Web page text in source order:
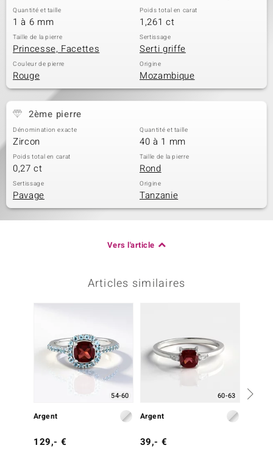
Quantité et taille
1 à 6 mm
Poids total en carat
1,261 ct
Taille de la pierre
Princesse, Facettes
Sertissage
Serti griffe
Couleur de pierre
Rouge
Origine
Mozambique
2ème pierre
Dénomination exacte
Zircon
Quantité et taille
40 à 1 mm
Poids total en carat
0,27 ct
Taille de la pierre
Rond
Sertissage
Pavage
Origine
Tanzanie
Vers l'article
Articles similaires
54-60
Argent
129,- €
60-63
Argent
39,- €